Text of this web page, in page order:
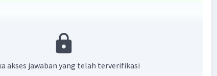
· 0.0(0) Balas
akses jawaban yang telah terverifikasi